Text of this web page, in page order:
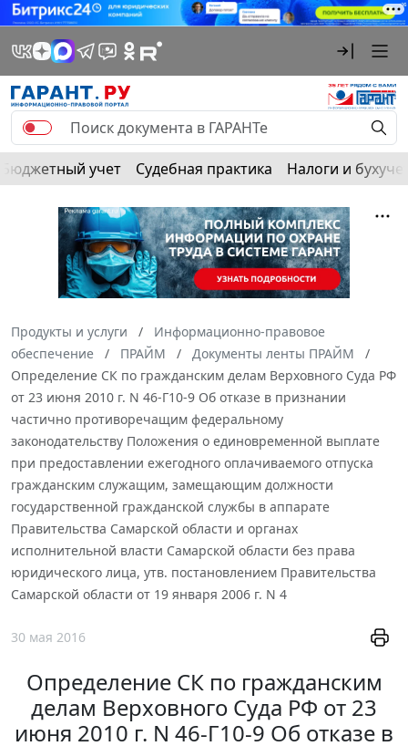
Бюджетный учет Судебная практика Налоги и
Продукты и услуги
Информационно-правовое
обеспечение
ПРАЙМ
Документы ленты ПРАЙМ
Определение СК по гражданским делам Верховного Суда РФ
от 23 июня 2010 г. N 46-Г10-9 Об отказе в признании
частично противоречащим федеральному
законодательству Положения о единовременной выплате
при предоставлении ежегодного оплачиваемого отпуска
гражданским служащим, замещающим должности
государственной гражданской службы в аппарате
Правительства Самарской области и органах
исполнительной власти Самарской области без права
юридического лица, утв. постановлением Правительства
Самарской области от 19 января 2006 г. N 4
30 мая 2016
Определение СК по гражданским
делам Верховного Суда РФ от 23
июня 2010 г. N 46-Г10-9 Об отказе в